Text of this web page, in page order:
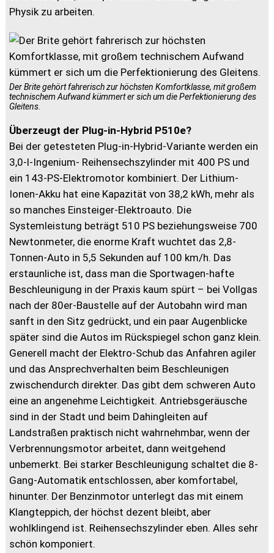
Physik zu arbeiten.
Der Brite gehört fahrerisch zur höchsten Komfortklasse, mit großem
technischem Aufwand kümmert er sich um die Perfektionierung des
Gleitens.
Überzeugt der Plug-in-Hybrid P510e?
Bei der getesteten Plug-in-Hybrid-Variante werden ein
3,0-l-Ingenium- Reihensechszylinder mit 400 PS und
ein 143-PS-Elektromotor kombiniert. Der Lithium-
Ionen-Akku hat eine Kapazität von 38,2 kWh, mehr als
so manches Einsteiger-Elektroauto. Die
Systemleistung beträgt 510 PS beziehungsweise 700
Newtonmeter, die enorme Kraft wuchtet das 2,8-
Tonnen-Auto in 5,5 Sekunden auf 100 km/h. Das
erstaunliche ist, dass man die Sportwagen-hafte
Beschleunigung in der Praxis kaum spürt – bei Vollgas
nach der 80er-Baustelle auf der Autobahn wird man
sanft in den Sitz gedrückt, und ein paar Augenblicke
später sind die Autos im Rückspiegel schon ganz klein.
Generell macht der Elektro-Schub das Anfahren agiler
und das Ansprechverhalten beim Beschleunigen
zwischendurch direkter. Das gibt dem schweren Auto
eine an angenehme Leichtigkeit. Antriebsgeräusche
sind in der Stadt und beim Dahingleiten auf
Landstraßen praktisch nicht wahrnehmbar, wenn der
Verbrennungsmotor arbeitet, dann weitgehend
unbemerkt. Bei starker Beschleunigung schaltet die 8-
Gang-Automatik entschlossen, aber komfortabel,
hinunter. Der Benzinmotor unterlegt das mit einem
Klangteppich, der höchst dezent bleibt, aber
wohlklingend ist. Reihensechszylinder eben. Alles sehr
schön komponiert.